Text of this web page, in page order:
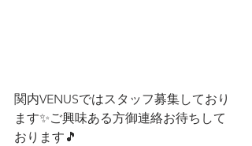
関内VENUSではスタッフ募集しており
ます✨ご興味ある方御連絡お待ちして
おります🎵